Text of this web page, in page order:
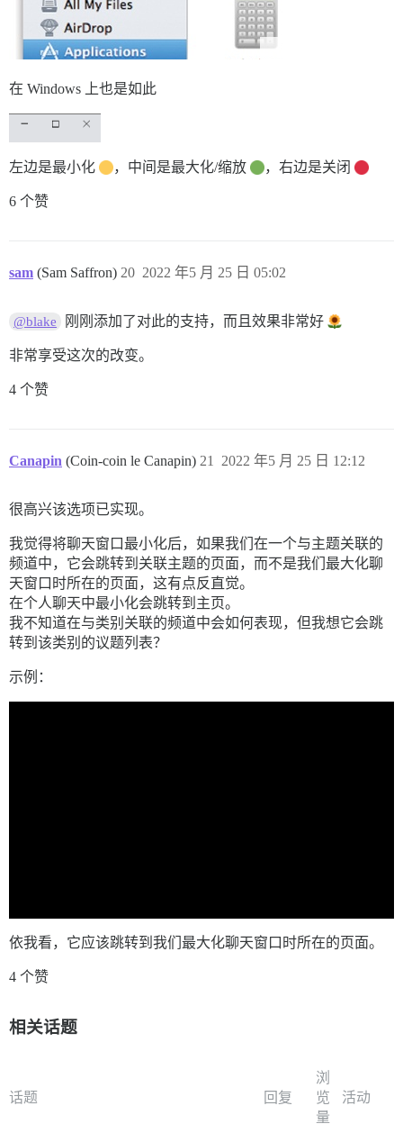
在 Windows 上也是如此
左边是最小化 ，中间是最大化/缩放 ，右边是关闭
6 个赞
sam (Sam Saffron) 2022 年5 月 25 日 05:02
20
@blake 刚刚添加了对此的支持，而且效果非常好
非常享受这次的改变。
4 个赞
Canapin (Coin-coin le Canapin) 2022 年5 月 25 日 12:12
21
很高兴该选项已实现。
我觉得将聊天窗口最小化后，如果我们在一个与主题关联的
频道中，它会跳转到关联主题的页面，而不是我们最大化聊
天窗口时所在的页面，这有点反直觉。
在个人聊天中最小化会跳转到主页。
我不知道在与类别关联的频道中会如何表现，但我想它会跳
转到该类别的议题列表？
示例：
依我看，它应该跳转到我们最大化聊天窗口时所在的页面。
4 个赞
相关话题
话题 回复
浏
览
量
活动